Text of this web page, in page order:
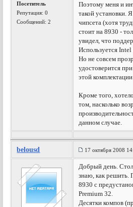
Посетитель
Репутация:0
Сообщений: 2
Поэтому меня и
такой установки.
чипсета (хотя
стоит на 8930 -
увидел, что
Используется
Но не совсем
удостоверится
этой
Кроме того,
том, насколько
данном случае.
belousd 17 октября 2008
Добрый день.
знаю, как решить.
8930 с
Premium 32.
Десятки компов